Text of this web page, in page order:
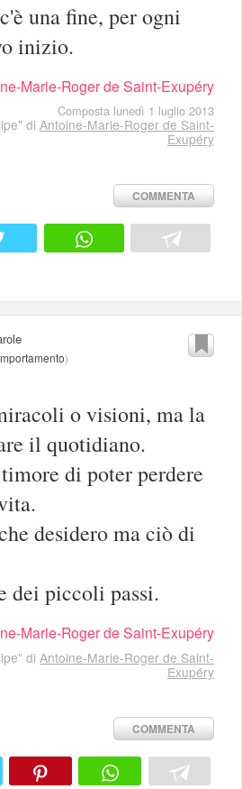
una fine, per ogni
inizio.
Marie-Roger de Saint-Exupéry
Composta lunedì 1 luglio 2013
di Antoine-Marie-Roger de Saint-
Exupéry
COMMENTA
)
o visioni, ma la
il quotidiano.
di poter perdere
desidero ma ciò di
dei piccoli passi.
Marie-Roger de Saint-Exupéry
di Antoine-Marie-Roger de Saint-
Exupéry
COMMENTA